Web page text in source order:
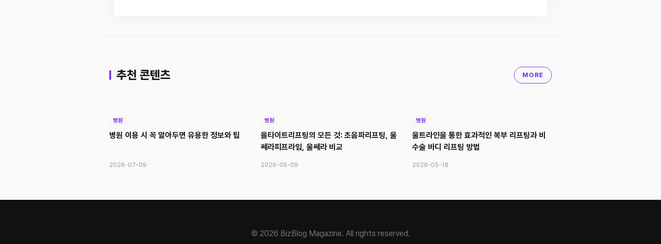
추천 콘텐츠 MORE
병원
병원 이용 시 꼭 알아두면 유용한 정보와 팁
2026-07-09
병원
올타이트리프팅의 모든 것: 초음파리프팅, 울
쎄라피프라임, 울쎄라 비교
2026-06-09
병원
울트라인을 통한 효과적인 복부 리프팅과 비
수술 바디 리프팅 방법
2026-05-18
© 2026 BizBlog Magazine. All rights reserved.